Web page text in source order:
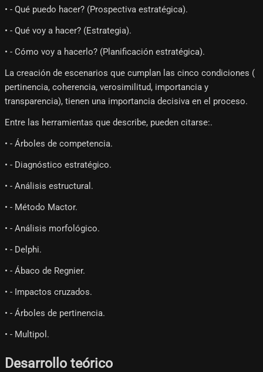
• - Qué puedo hacer? (Prospectiva estratégica).
• - Qué voy a hacer? (Estrategia).
• - Cómo voy a hacerlo? (Planificación estratégica).
La creación de escenarios que cumplan las cinco condiciones (
pertinencia, coherencia, verosimilitud, importancia y
transparencia), tienen una importancia decisiva en el proceso.
Entre las herramientas que describe, pueden citarse:.
• - Árboles de competencia.
• - Diagnóstico estratégico.
• - Análisis estructural.
• - Método Mactor.
• - Análisis morfológico.
• - Delphi.
• - Ábaco de Regnier.
• - Impactos cruzados.
• - Árboles de pertinencia.
• - Multipol.
Desarrollo teórico